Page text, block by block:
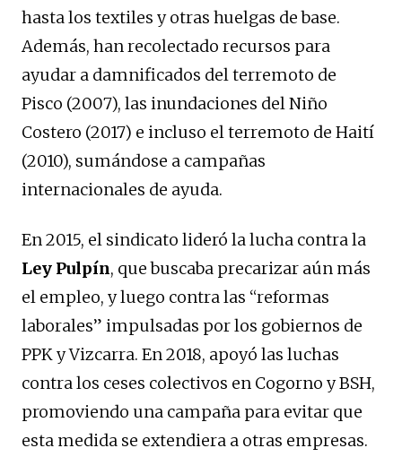
hasta los textiles y otras huelgas de base.
Además, han recolectado recursos para
ayudar a damnificados del terremoto de
Pisco (2007), las inundaciones del Niño
Costero (2017) e incluso el terremoto de Haití
(2010), sumándose a campañas
internacionales de ayuda.
En 2015, el sindicato lideró la lucha contra la
Ley Pulpín, que buscaba precarizar aún más
el empleo, y luego contra las “reformas
laborales” impulsadas por los gobiernos de
PPK y Vizcarra. En 2018, apoyó las luchas
contra los ceses colectivos en Cogorno y BSH,
promoviendo una campaña para evitar que
esta medida se extendiera a otras empresas.